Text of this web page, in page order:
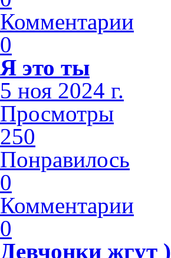
Комментарии
0
Я это ты
5 ноя 2024 г.
Просмотры
250
Понравилось
0
Комментарии
0
Девчонки жгут )